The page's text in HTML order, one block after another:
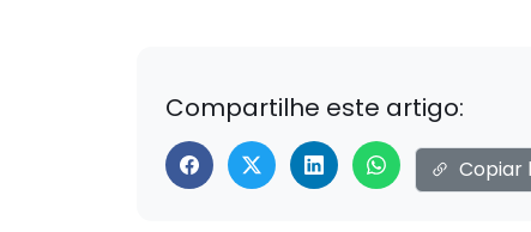
Compartilhe este artigo:
Copiar